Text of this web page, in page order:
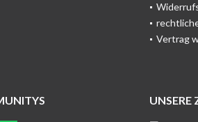
Vertrag
UNSERE